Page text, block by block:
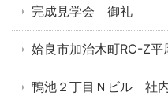
完成見学会 御礼
姶良市加治木町RC-Z
鴨池２丁目Ｎビル 社